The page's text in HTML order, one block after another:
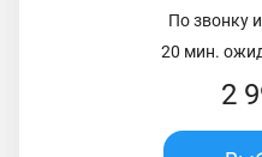
По звонку
20 мин.
2